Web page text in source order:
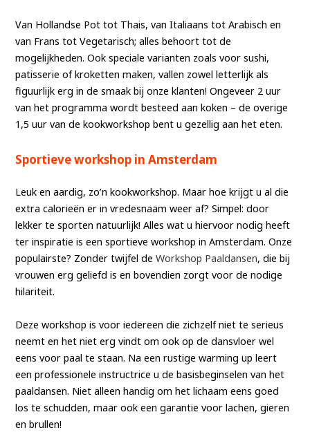
Van Hollandse Pot tot Thais, van Italiaans tot Arabisch en
van Frans tot Vegetarisch; alles behoort tot de
mogelijkheden. Ook speciale varianten zoals voor sushi,
patisserie of kroketten maken, vallen zowel letterlijk als
figuurlijk erg in de smaak bij onze klanten! Ongeveer 2 uur
van het programma wordt besteed aan koken – de overige
1,5 uur van de kookworkshop bent u gezellig aan het eten.
Sportieve workshop in Amsterdam
Leuk en aardig, zo’n kookworkshop. Maar hoe krijgt u al die
extra calorieën er in vredesnaam weer af? Simpel: door
lekker te sporten natuurlijk! Alles wat u hiervoor nodig heeft
ter inspiratie is een sportieve workshop in Amsterdam. Onze
populairste? Zonder twijfel deWorkshop Paaldansen, die bij
vrouwen erg geliefd is en bovendien zorgt voor de nodige
hilariteit.
Deze workshop is voor iedereen die zichzelf niet te serieus
neemt en het niet erg vindt om ook op de dansvloer wel
eens voor paal te staan. Na een rustige warming up leert
een professionele instructrice u de basisbeginselen van het
paaldansen. Niet alleen handig om het lichaam eens goed
los te schudden, maar ook een garantie voor lachen, gieren
en brullen!